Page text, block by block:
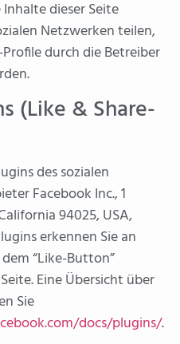
dieser Seite
Netzwerken teilen,
durch die Betreiber
(Like & Share-
des sozialen
Facebook Inc., 1
94025, USA,
erkennen Sie an
“Like-Button”
Eine Übersicht über
Sie
docs/plugins/.